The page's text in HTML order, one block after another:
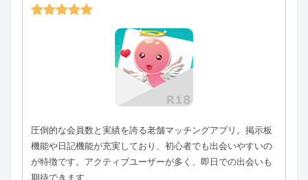
圧倒的な会員数と実績を誇る老舗マッチングアプリ。掲示板
機能や日記機能が充実しており、初心者でも出会いやすいの
が特徴です。アクティブユーザーが多く、即日での出会いも
期待できます。